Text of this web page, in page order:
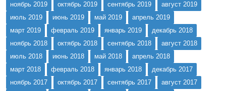
ноябрь 2019
октябрь 2019 сентябрь 2019
август 2019
июль 2019
июнь 2019 май 2019
апрель 2019
март 2019
февраль 2019 январь 2019
декабрь 2018
ноябрь 2018
октябрь 2018 сентябрь 2018
август 2018
июль 2018
июнь 2018 май 2018
апрель 2018
март 2018
февраль 2018 январь 2018
декабрь 2017
ноябрь 2017
октябрь 2017 сентябрь 2017
август 2017